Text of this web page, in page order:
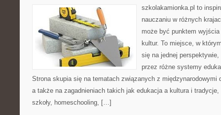
szkolakamionka.pl to
nauczaniu w różnych
może być punktem
kultur. To miejsce, w
się na jednej
przez różne systemy
Strona skupia się na tematach związanych z międzynarodowymi
a także na zagadnieniach takich jak edukacja a kultura i
szkoły, homeschooling, […]